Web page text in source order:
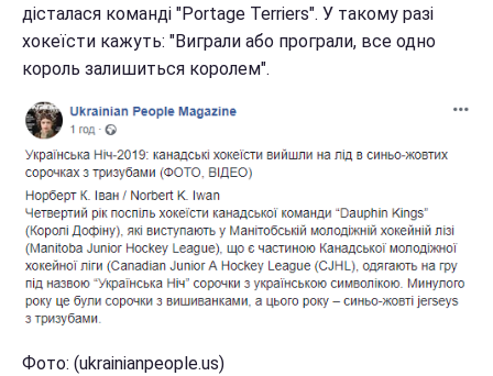
дісталася команді "Portage Terriers". У такому разі
хокеїсти кажуть: "Виграли або програли, все одно
король залишиться королем".
Фото: (ukrainianpeople.us)